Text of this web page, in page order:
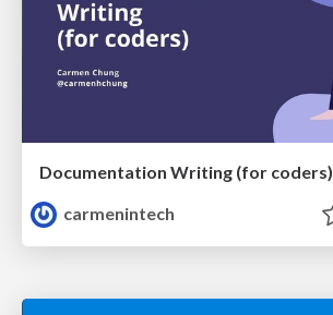
Documentation Writing (for coders)
carmenintech